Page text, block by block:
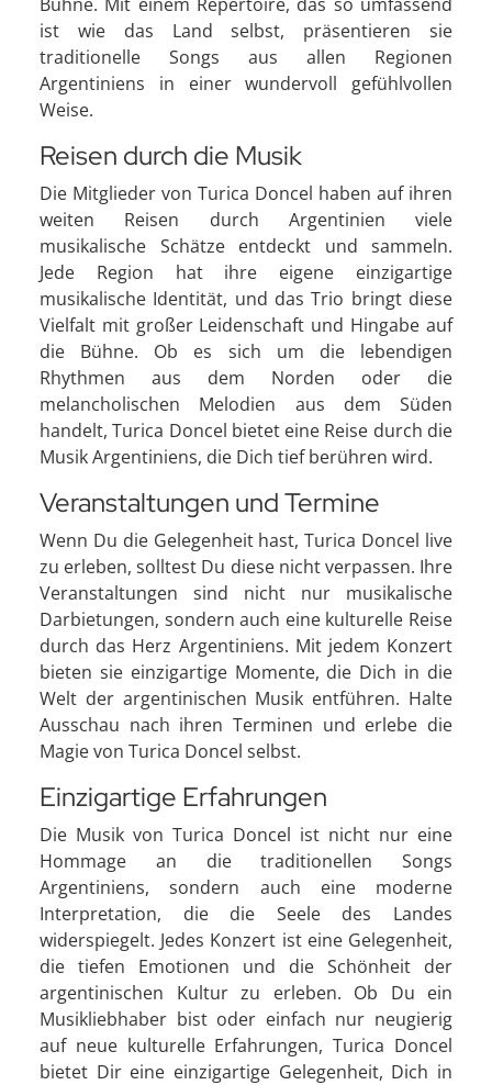
ist wie das Land selbst, präsentieren sie
traditionelle Songs aus allen Regionen
Argentiniens in einer wundervoll gefühlvollen
Weise.
Reisen durch die Musik
Die Mitglieder von Turica Doncel haben auf ihren
weiten Reisen durch Argentinien viele
musikalische Schätze entdeckt und sammeln.
Jede Region hat ihre eigene einzigartige
musikalische Identität, und das Trio bringt diese
Vielfalt mit großer Leidenschaft und Hingabe auf
die Bühne. Ob es sich um die lebendigen
Rhythmen aus dem Norden oder die
melancholischen Melodien aus dem Süden
handelt, Turica Doncel bietet eine Reise durch die
Musik Argentiniens, die Dich tief berühren wird.
Veranstaltungen und Termine
Wenn Du die Gelegenheit hast, Turica Doncel live
zu erleben, solltest Du diese nicht verpassen. Ihre
Veranstaltungen sind nicht nur musikalische
Darbietungen, sondern auch eine kulturelle Reise
durch das Herz Argentiniens. Mit jedem Konzert
bieten sie einzigartige Momente, die Dich in die
Welt der argentinischen Musik entführen. Halte
Ausschau nach ihren Terminen und erlebe die
Magie von Turica Doncel selbst.
Einzigartige Erfahrungen
Die Musik von Turica Doncel ist nicht nur eine
Hommage an die traditionellen Songs
Argentiniens, sondern auch eine moderne
Interpretation, die die Seele des Landes
widerspiegelt. Jedes Konzert ist eine Gelegenheit,
die tiefen Emotionen und die Schönheit der
argentinischen Kultur zu erleben. Ob Du ein
Musikliebhaber bist oder einfach nur neugierig
auf neue kulturelle Erfahrungen, Turica Doncel
bietet Dir eine einzigartige Gelegenheit, Dich in